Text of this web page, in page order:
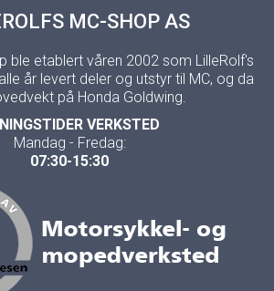
MC-SHOP AS
ble etablert våren 2002 som LilleRolf's
år levert deler og utstyr til MC, og da
på Honda Goldwing.
VERKSTED
Mandag - Fredag:
07:30-15:30